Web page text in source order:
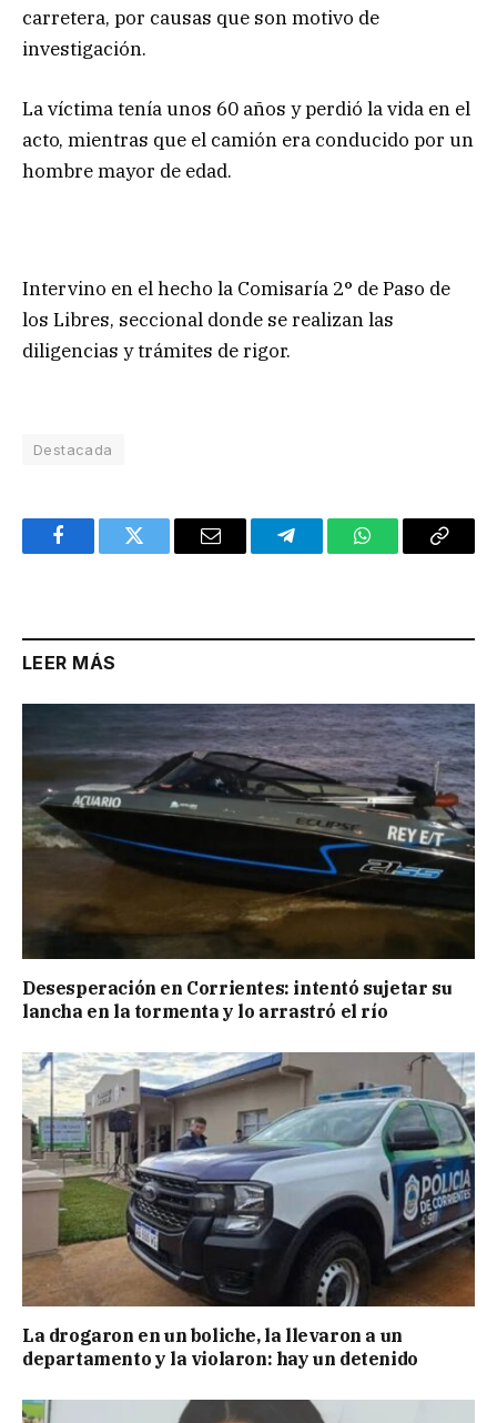
carretera, por causas que son motivo de
investigación.
La víctima tenía unos 60 años y perdió la vida en el
acto, mientras que el camión era conducido por un
hombre mayor de edad.
Intervino en el hecho la Comisaría 2° de Paso de
los Libres, seccional donde se realizan las
diligencias y trámites de rigor.
Destacada
FacebookTwitter Email TelegramWhatsAppCopy
LEER MÁS
Desesperación en Corrientes: intentó sujetar su
lancha en la tormenta y lo arrastró el río
La drogaron en un boliche, la llevaron a un
departamento y la violaron: hay un detenido